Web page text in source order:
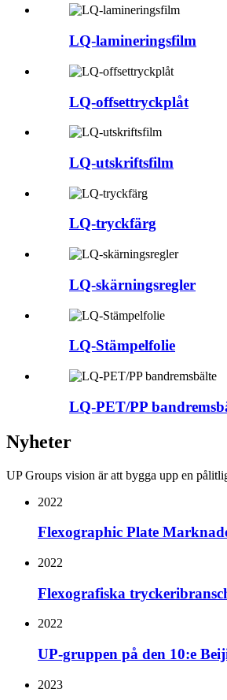
LQ-lamineringsfilm
LQ-offsettryckplåt
LQ-utskriftsfilm
LQ-tryckfärg
LQ-skärningsregler
LQ-Stämpelfolie
LQ-PET/PP
Nyheter
UP Groups vision är att bygga upp en
2022
Flexographic Plate
2022
Flexografiska
2022
UP-gruppen på den 10:e
2023